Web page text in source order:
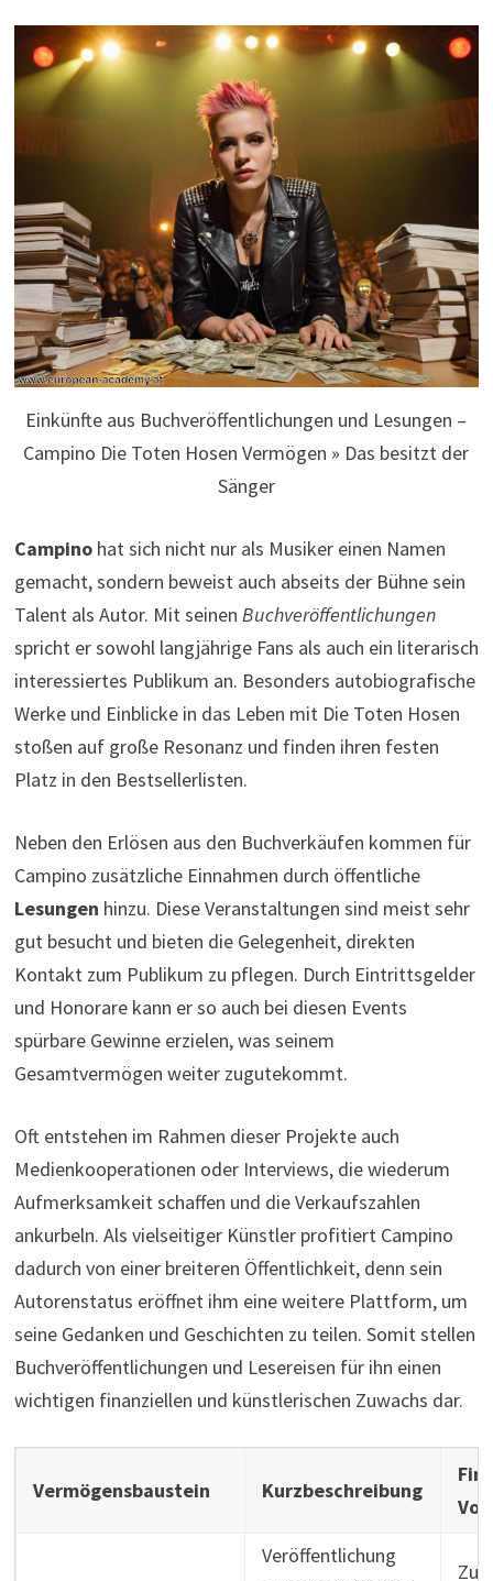
Einkünfte aus Buchveröffentlichungen und Lesungen –
Campino Die Toten Hosen Vermögen » Das besitzt der
Sänger
Campinohat sich nicht nur als Musiker einen Namen
gemacht, sondern beweist auch abseits der Bühne sein
Talent als Autor. Mit seinen Buchveröffentlichungen
spricht er sowohl langjährige Fans als auch ein literarisch
interessiertes Publikum an. Besonders autobiografische
Werke und Einblicke in das Leben mit Die Toten Hosen
stoßen auf große Resonanz und finden ihren festen
Platz in den Bestsellerlisten.
Neben den Erlösen aus den Buchverkäufen kommen für
Campino zusätzliche Einnahmen durch öffentliche
Lesungen hinzu. Diese Veranstaltungen sind meist sehr
gut besucht und bieten die Gelegenheit, direkten
Kontakt zum Publikum zu pflegen. Durch Eintrittsgelder
und Honorare kann er so auch bei diesen Events
spürbare Gewinne erzielen, was seinem
Gesamtvermögen weiter zugutekommt.
Oft entstehen im Rahmen dieser Projekte auch
Medienkooperationen oder Interviews, die wiederum
Aufmerksamkeit schaffen und die Verkaufszahlen
ankurbeln. Als vielseitiger Künstler profitiert Campino
dadurch von einer breiteren Öffentlichkeit, denn sein
Autorenstatus eröffnet ihm eine weitere Plattform, um
seine Gedanken und Geschichten zu teilen. Somit stellen
Buchveröffentlichungen und Lesereisen für ihn einen
wichtigen finanziellen und künstlerischen Zuwachs dar.
Vermögensbaustein Kurzbeschreibung
Veröffentlichung